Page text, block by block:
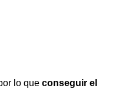
lo que conseguir el